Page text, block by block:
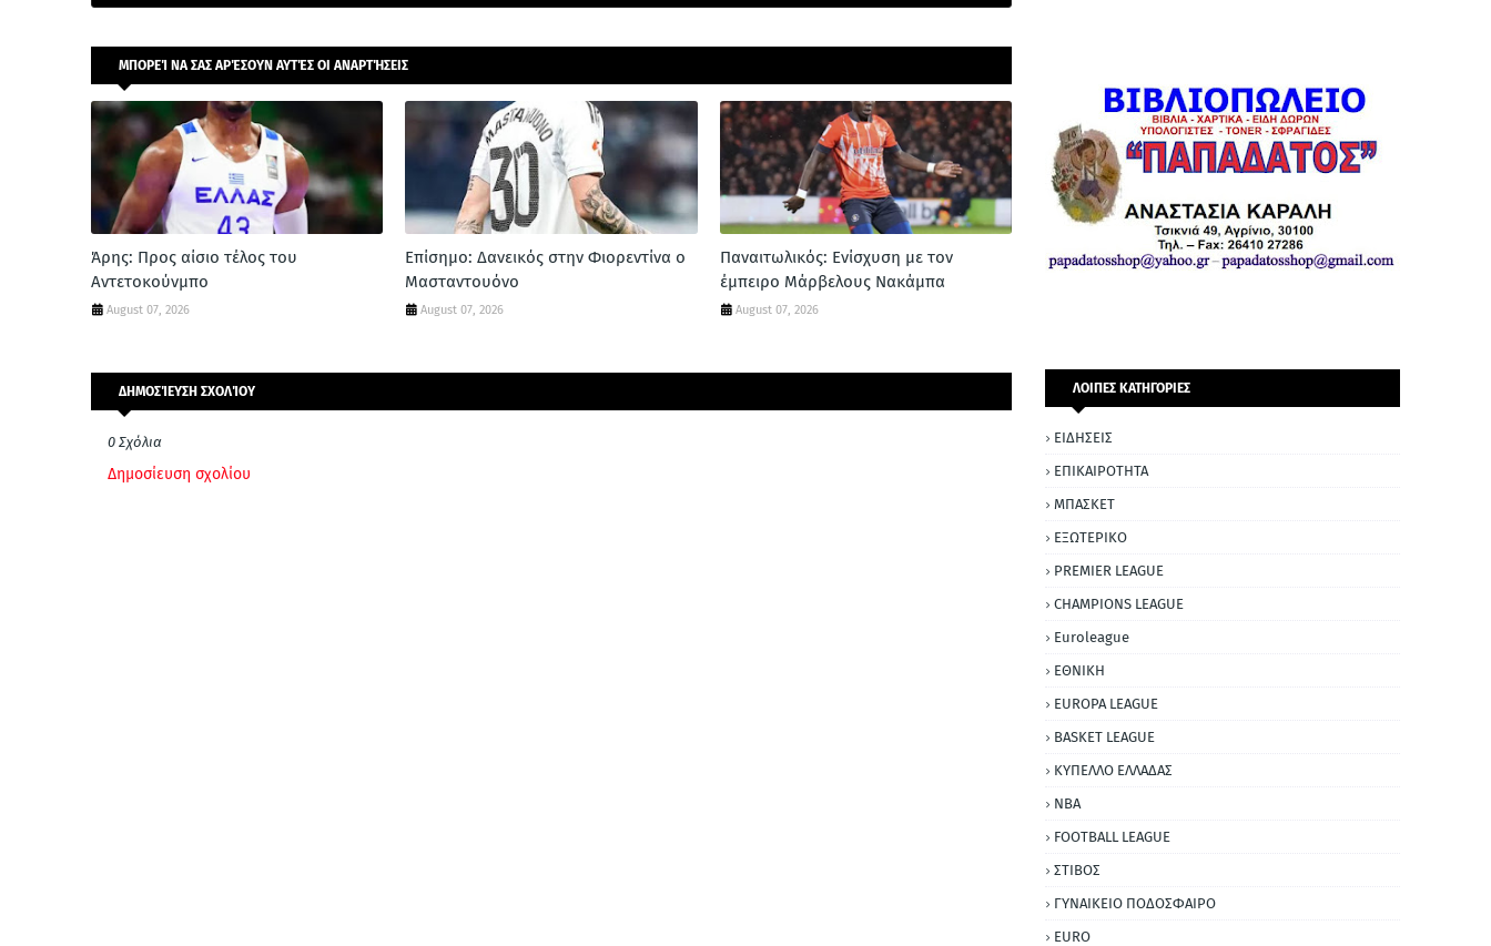
ΜΠΟΡΕΊ ΝΑ ΣΑΣ ΑΡΈΣΟΥΝ ΑΥΤΈΣ ΟΙ ΑΝΑΡΤΉΣΕΙΣ
Άρης: Προς αίσιο τέλος του
Αντετοκούνμπο
August 07, 2026
Επίσημο: Δανεικός στην Φιορεντίνα ο
Μασταντουόνο
August 07, 2026
Παναιτωλικός: Ενίσχυση με τον
έμπειρο Μάρβελους Νακάμπα
August 07, 2026
ΔΗΜΟΣΊΕΥΣΗ ΣΧΟΛΊΟΥ
0 Σχόλια
Δημοσίευση σχολίου
ΛΟΙΠΕΣ ΚΑΤΗΓΟΡΙΕΣ
ΕΙΔΗΣΕΙΣ
ΕΠΙΚΑΙΡΟΤΗΤΑ
ΜΠΑΣΚΕΤ
ΕΞΩΤΕΡΙΚΟ
PREMIER LEAGUE
CHAMPIONS LEAGUE
Euroleague
ΕΘΝΙΚΗ
EUROPA LEAGUE
BASKET LEAGUE
ΚΥΠΕΛΛΟ ΕΛΛΑΔΑΣ
NBA
FOOTBALL LEAGUE
ΣΤΙΒΟΣ
ΓΥΝΑΙΚΕΙΟ ΠΟΔΟΣΦΑΙΡΟ
EURO